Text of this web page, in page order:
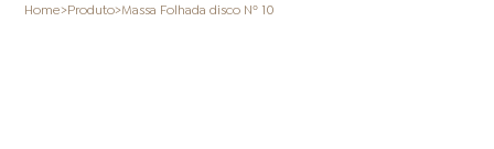
Home>Produto>Massa Folhada disco Nº 10